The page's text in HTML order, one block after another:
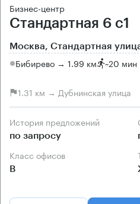
Бизнес-центр
Стандартная 6 с1
Москва, Стандартная
Бибирево → 1.99 км ~20 мин
1.31 км → Дубнинская улица
История предложений
по запросу
Класс офисов
B